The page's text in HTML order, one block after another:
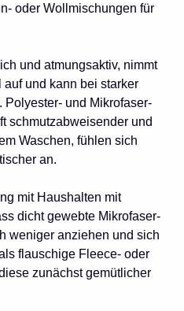
oder Wollmischungen für
und atmungsaktiv, nimmt
und kann bei starker
und Mikrofaser-
schmutzabweisender und
Waschen, fühlen sich
an.
mit Haushalten mit
dicht gewebte Mikrofaser-
weniger anziehen und sich
flauschige Fleece- oder
zunächst gemütlicher